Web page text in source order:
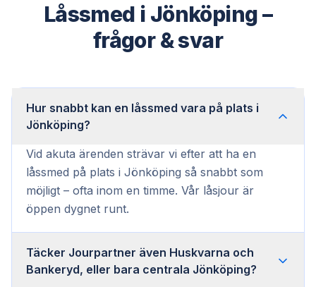
Låssmed i Jönköping –
frågor & svar
Hur snabbt kan en låssmed vara på plats i
Jönköping?
Vid akuta ärenden strävar vi efter att ha en
låssmed på plats i Jönköping så snabbt som
möjligt – ofta inom en timme. Vår låsjour är
öppen dygnet runt.
Täcker Jourpartner även Huskvarna och
Bankeryd, eller bara centrala Jönköping?